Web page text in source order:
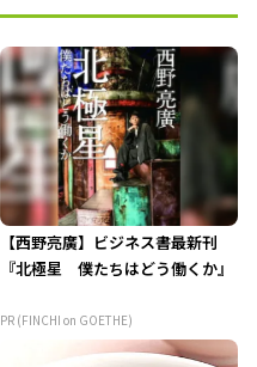
【西野亮廣】ビジネス書最新刊
『北極星 僕たちはどう働くか』
PR (FINCHI on GOETHE)